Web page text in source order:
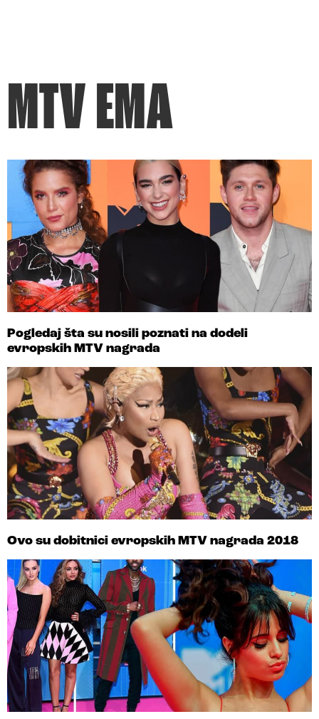
MTV EMA
Pogledaj šta su nosili poznati na dodeli
evropskih MTV nagrada
Ovo su dobitnici evropskih MTV nagrada 2018